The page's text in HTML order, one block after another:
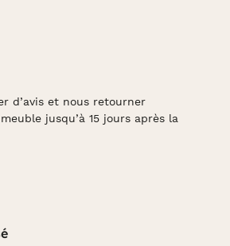
d’avis et nous retourner
jusqu’à 15 jours après la